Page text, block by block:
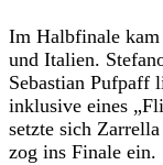
Im Halbfinale kam
und Italien.
Sebastian Pufpaff
inklusive eines
setzte sich
zog ins Finale ein.